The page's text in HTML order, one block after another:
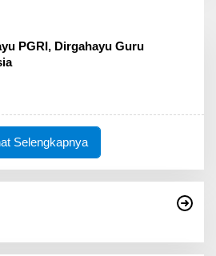
PGRI, Dirgahayu Guru
Selengkapnya